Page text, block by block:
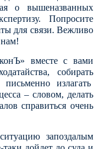
о вышеназванных
Попросите
для связи. Вежливо
вместе с вами
собирать
излагать
– словом, делать
справиться очень
запоздалым